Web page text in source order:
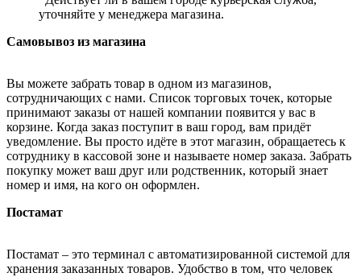
уточняйте у менеджера магазина.
Самовывоз из магазина
Вы можете забрать товар в одном из магазинов,
сотрудничающих с нами. Список торговых точек, которые
принимают заказы от нашей компании появится у вас в
корзине. Когда заказ поступит в ваш город, вам придёт
уведомление. Вы просто идёте в этот магазин, обращаетесь к
сотруднику в кассовой зоне и называете номер заказа. Забрать
покупку может ваш друг или родственник, который знает
номер и имя, на кого он оформлен.
Постамат
Постамат – это терминал с автоматизированной системой для
хранения заказанных товаров. Удобство в том, что человек